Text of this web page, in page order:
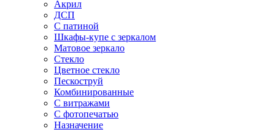
Акрил
ДСП
С патиной
Шкафы-купе с зеркалом
Матовое зеркало
Стекло
Цветное стекло
Пескоструй
Комбинированные
С витражами
С фотопечатью
Назначение